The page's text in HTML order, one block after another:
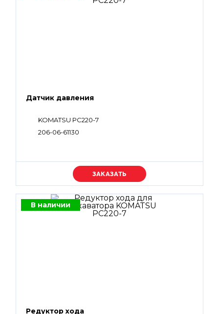
Датчик давления
KOMATSU PC220-7
206-06-61130
Уточняйте цену
В наличии
Редуктор хода